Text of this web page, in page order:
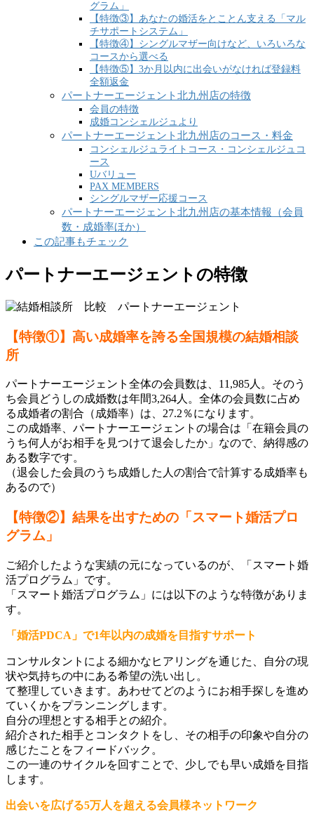
グラム」
【特徴③】あなたの婚活をとことん支える「マル
チサポートシステム」
【特徴④】シングルマザー向けなど、いろいろな
コースから選べる
【特徴⑤】3か月以内に出会いがなければ登録料
全額返金
パートナーエージェント北九州店の特徴
会員の特徴
成婚コンシェルジュより
パートナーエージェント北九州店のコース・料金
コンシェルジュライトコース・コンシェルジュコ
ース
Uバリュー
PAX MEMBERS
シングルマザー応援コース
パートナーエージェント北九州店の基本情報（会員
数・成婚率ほか）
この記事もチェック
パートナーエージェントの特徴
【特徴①】高い成婚率を誇る全国規模の結婚相談
所
パートナーエージェント全体の会員数は、11,985人。そのう
ち会員どうしの成婚数は年間3,264人。全体の会員数に占め
る成婚者の割合（成婚率）は、27.2％になります。
この成婚率、パートナーエージェントの場合は「在籍会員の
うち何人がお相手を見つけて退会したか」なので、納得感の
ある数字です。
（退会した会員のうち成婚した人の割合で計算する成婚率も
あるので）
【特徴②】結果を出すための「スマート婚活プロ
グラム」
ご紹介したような実績の元になっているのが、「スマート婚
活プログラム」です。
「スマート婚活プログラム」には以下のような特徴がありま
す。
「婚活PDCA」で1年以内の成婚を目指すサポート
コンサルタントによる細かなヒアリングを通じた、自分の現
状や気持ちの中にある希望の洗い出し。
て整理していきます。あわせてどのようにお相手探しを進め
ていくかをプランニングします。
自分の理想とする相手との紹介。
紹介された相手とコンタクトをし、その相手の印象や自分の
感じたことをフィードバック。
この一連のサイクルを回すことで、少しでも早い成婚を目指
します。
出会いを広げる5万人を超える会員様ネットワーク